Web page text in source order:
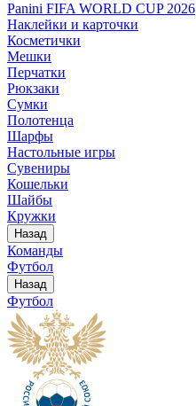
Panini FIFA WORLD CUP 2026
Наклейки и карточки
Косметички
Мешки
Перчатки
Рюкзаки
Сумки
Полотенца
Шарфы
Настольные игры
Сувениры
Кошельки
Шайбы
Кружки
Назад
Команды
Футбол
Назад
Футбол